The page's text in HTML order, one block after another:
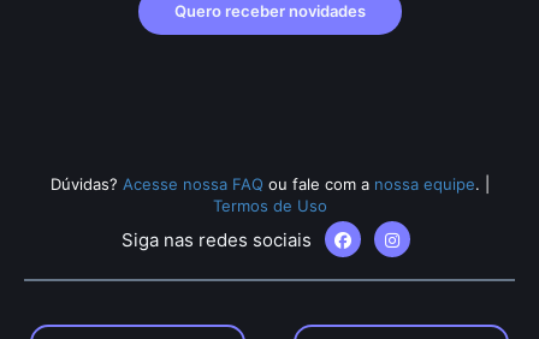
Quero receber novidades
Dúvidas? Acesse nossa FAQ ou fale com a nossa equipe.
Termos de Uso
Siga nas redes sociais